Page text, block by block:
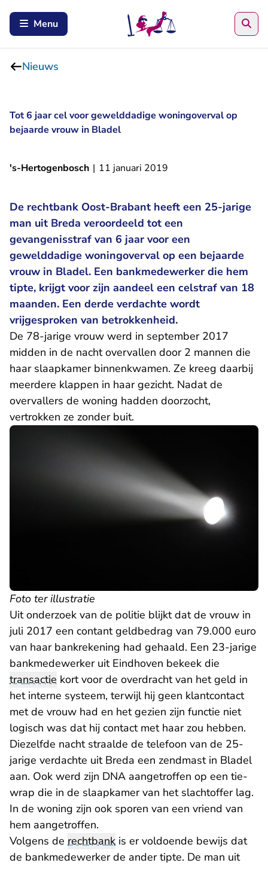
Menu
Nieuws
Tot 6 jaar cel voor gewelddadige woningoverval op
bejaarde vrouw in Bladel
's-Hertogenbosch | 11 januari 2019
De rechtbank Oost-Brabant heeft een 25-jarige
man uit Breda veroordeeld tot een
gevangenisstraf van 6 jaar voor een
gewelddadige woningoverval op een bejaarde
vrouw in Bladel. Een bankmedewerker die hem
tipte, krijgt voor zijn aandeel een celstraf van 18
maanden. Een derde verdachte wordt
vrijgesproken van betrokkenheid.
De 78-jarige vrouw werd in september 2017
midden in de nacht overvallen door 2 mannen die
haar slaapkamer binnenkwamen. Ze kreeg daarbij
meerdere klappen in haar gezicht. Nadat de
overvallers de woning hadden doorzocht,
vertrokken ze zonder buit.
Foto ter illustratie
Uit onderzoek van de politie blijkt dat de vrouw in
juli 2017 een contant geldbedrag van 79.000 euro
van haar bankrekening had gehaald. Een 23-jarige
bankmedewerker uit Eindhoven bekeek die
transactie kort voor de overdracht van het geld in
het interne systeem, terwijl hij geen klantcontact
met de vrouw had en het gezien zijn functie niet
logisch was dat hij contact met haar zou hebben.
Diezelfde nacht straalde de telefoon van de 25-
jarige verdachte uit Breda een zendmast in Bladel
aan. Ook werd zijn DNA aangetroffen op een tie-
wrap die in de slaapkamer van het slachtoffer lag.
In de woning zijn ook sporen van een vriend van
hem aangetroffen.
Volgens de rechtbank is er voldoende bewijs dat
de bankmedewerker de ander tipte. De man uit